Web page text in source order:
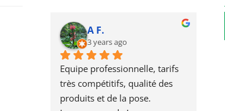
A F.
3 years ago
Equipe professionnelle, tarifs
très compétitifs, qualité des
produits et de la pose.